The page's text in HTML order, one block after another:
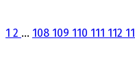
1 2 ... 108 109 110 111 112